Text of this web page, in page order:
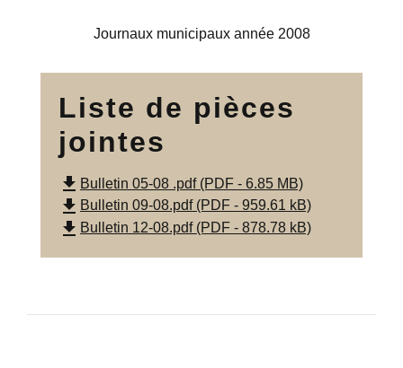
Journaux municipaux année 2008
Liste de pièces
jointes
file_download Bulletin 05-08 .pdf (PDF - 6.85 MB)
file_download Bulletin 09-08.pdf (PDF - 959.61 kB)
file_download Bulletin 12-08.pdf (PDF - 878.78 kB)